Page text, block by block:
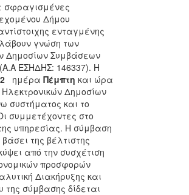
σφραγισμένες
Δήμου
ενταγμένης
γνώση των
Δημοσίων Συμβάσεων
ΕΣΗΔΗΣ: 146337). Η
ημέρα Πέμπτη και ώρα
Δημοσίων
συστήματος και το
συμμετέχοντες στο
υπηρεσίας. Η σύμβαση
της βέλτιστης
από την συσχέτιση
προσφορών
Διακήρυξης και
της σύμβασης δίδεται